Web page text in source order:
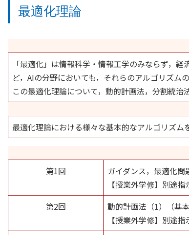
最適化理論
「最適化」は情報科学・情報工学のみならず，
ど，AIの分野においても，それらのアルゴリズム
この最適化理論について，動的計画法，分割統
最適化理論における様々な基本的なアルゴリズム
第1回
ガイダンス，最適化
【授業外学修】別途
第2回
動的計画法（1）（基
【授業外学修】別途